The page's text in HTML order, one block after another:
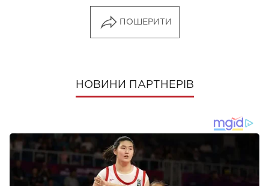
ПОШЕРИТИ
НОВИНИ ПАРТНЕРІВ